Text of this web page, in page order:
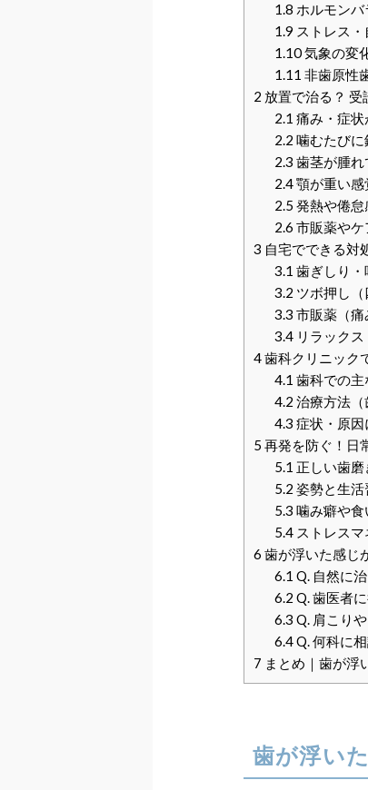
1.8 ホルモンバ
1.9 ストレス・
1.10気象の変
1.11 非歯原性
2 放置で治る？ 受
2.1 痛み・症状
2.2 噛むたびに
2.3 歯茎が腫れ
2.4顎が重い感
2.5 発熱や倦怠
2.6 市販薬や
3 自宅でできる対
3.1 歯ぎしり・
3.2 ツボ押し
3.3 市販薬（
3.4リラックス
4歯科クリニック
4.1 歯科での主
4.2 治療方法（
4.3 症状・原
5 再発を防ぐ！日
5.1 正しい歯
5.2 姿勢と生活
5.3 噛み癖や食
5.4ストレスマ
6 歯が浮いた感じ
6.1 Q. 自然に
6.2 Q. 歯医者
6.3 Q. 肩こり
6.4Q. 何科に
7 まとめ｜歯が浮
歯が浮い